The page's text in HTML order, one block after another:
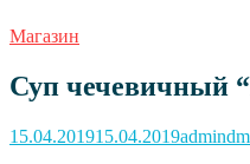
Магазин
Суп чечевичный
15.04.201915.04.2019